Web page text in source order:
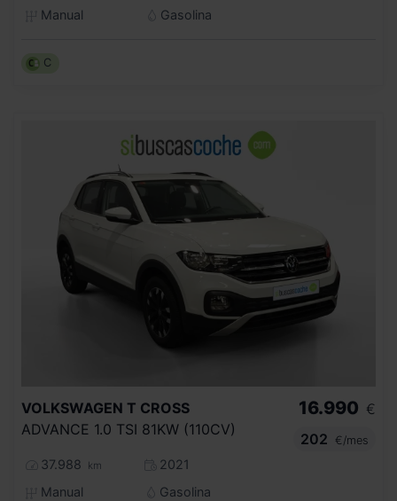
Manual
Gasolina
C
VOLKSWAGEN T CROSS
ADVANCE 1.0 TSI 81KW (110CV)
37.988 km
2021
Manual
Gasolina
16.990 €
202
€/mes